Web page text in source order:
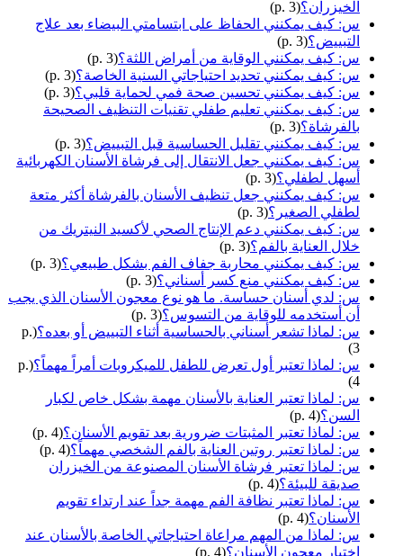
الخيزران؟(p. 3)
س: كيف يمكنني الحفاظ على ابتسامتي البيضاء بعد علاج
التبييض؟(p. 3)
س: كيف يمكنني الوقاية من أمراض اللثة؟(p. 3)
س: كيف يمكنني تحديد احتياجاتي السنية الخاصة؟(p. 3)
س: كيف يمكنني تحسين صحة فمي لحماية قلبي؟(p. 3)
س: كيف يمكنني تعليم طفلي تقنيات التنظيف الصحيحة
بالفرشاة؟(p. 3)
س: كيف يمكنني تقليل الحساسية قبل التبييض؟(p. 3)
س: كيف يمكنني جعل الانتقال إلى فرشاة الأسنان الكهربائية
أسهل لطفلي؟(p. 3)
س: كيف يمكنني جعل تنظيف الأسنان بالفرشاة أكثر متعة
لطفلي الصغير؟(p. 3)
س: كيف يمكنني دعم الإنتاج الصحي لأكسيد النيتريك من
خلال العناية بالفم؟(p. 3)
س: كيف يمكنني محاربة جفاف الفم بشكل طبيعي؟(p. 3)
س: كيف يمكنني منع كسر أسناني؟(p. 3)
س: لدي أسنان حساسة. ما هو نوع معجون الأسنان الذي يجب
أن أستخدمه للوقاية من التسوس؟(p. 3)
س: لماذا تشعر أسناني بالحساسية أثناء التبييض أو بعده؟ (p.
3)
س: لماذا تعتبر أول تعرض للطفل للميكروبات أمراً مهماً؟ (p.
4)
س: لماذا تعتبر العناية بالأسنان مهمة بشكل خاص لكبار
السن؟(p. 4)
س: لماذا تعتبر المثبتات ضرورية بعد تقويم الأسنان؟(p. 4)
س: لماذا تعتبر روتين العناية بالفم الشخصي مهماً؟(p. 4)
س: لماذا تعتبر فرشاة الأسنان المصنوعة من الخيزران
صديقة للبيئة؟(p. 4)
س: لماذا تعتبر نظافة الفم مهمة جداً عند ارتداء تقويم
الأسنان؟(p. 4)
س: لماذا من المهم مراعاة احتياجاتي الخاصة بالأسنان عند
اختيار معجون الأسنان؟(p. 4)